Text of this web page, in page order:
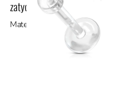
zatyczką
Materiał: bioflex